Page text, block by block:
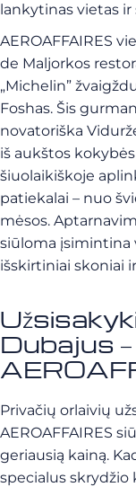
lankytinas vietas
AEROAFFAIRES
de Maljorkos
„Michelin”
Foshas. Šis
novatoriška
iš aukštos
šiuolaikiškoje
patiekalai – nuo
mėsos.
siūloma įsimintina
išskirtiniai skoniai
Dubajus
Privačių orlaivių
AEROAFFAIRES
geriausią kainą.
specialus